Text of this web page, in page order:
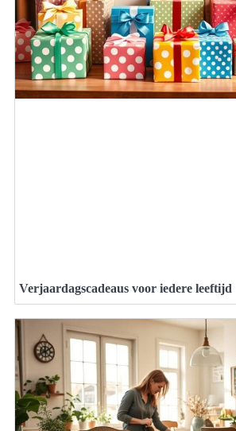
Verjaardagscadeaus voor iedere leeftijd